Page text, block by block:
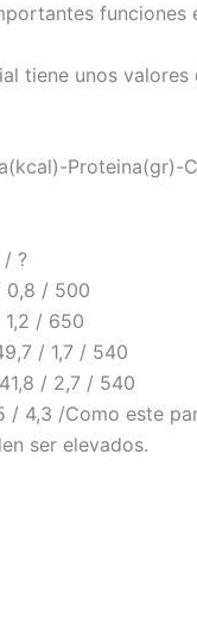
funciones
tiene unos
Proteina(gr)-
?
/ 500
/ 650
/ 1,7 / 540
/ 2,7 / 540
4,3 /Como este
ser elevados.